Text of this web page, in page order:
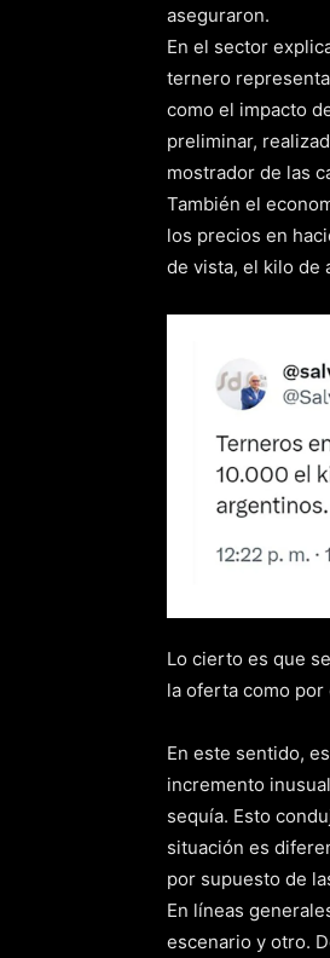
aseguraron.
En el sector
ternero
como el impacto
preliminar,
mostrador de las
También el
los precios en
de vista, el kilo de
Lo cierto es que
la oferta como por
En este sentido,
incremento
sequía. Esto
situación es
por supuesto de
En líneas
escenario y otro.